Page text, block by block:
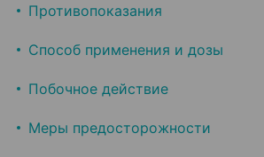
Противопоказания
Способ применения и дозы
Побочное действие
Меры предосторожности